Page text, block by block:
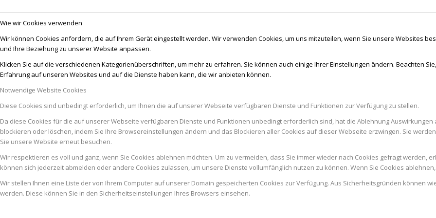
Wie wir Cookies verwenden
Wir können Cookies anfordern, die auf Ihrem Gerät eingestellt werden. Wir verwenden Cookies, um uns mitzuteilen, wenn Sie unsere Websites
und Ihre Beziehung zu unserer Website anpassen.
Klicken Sie auf die verschiedenen Kategorienüberschriften, um mehr zu erfahren. Sie können auch einige Ihrer Einstellungen ändern. Beachten
Erfahrung auf unseren Websites und auf die Dienste haben kann, die wir anbieten können.
Notwendige Website Cookies
Diese Cookies sind unbedingt erforderlich, um Ihnen die auf unserer Webseite verfügbaren Dienste und Funktionen zur Verfügung zu stellen.
Da diese Cookies für die auf unserer Webseite verfügbaren Dienste und Funktionen unbedingt erforderlich sind, hat die Ablehnung
blockieren oder löschen, indem Sie Ihre Browsereinstellungen ändern und das Blockieren aller Cookies auf dieser Webseite erzwingen. Sie
Sie unsere Website erneut besuchen.
Wir respektieren es voll und ganz, wenn Sie Cookies ablehnen möchten. Um zu vermeiden, dass Sie immer wieder nach Cookies gefragt werden,
können sich jederzeit abmelden oder andere Cookies zulassen, um unsere Dienste vollumfänglich nutzen zu können. Wenn Sie Cookies
Wir stellen Ihnen eine Liste der von Ihrem Computer auf unserer Domain gespeicherten Cookies zur Verfügung. Aus Sicherheitsgründen können
werden. Diese können Sie in den Sicherheitseinstellungen Ihres Browsers einsehen.